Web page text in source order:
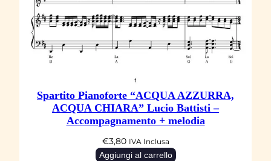
Spartito Pianoforte “ACQUA AZZURRA,
ACQUA CHIARA” Lucio Battisti –
Accompagnamento + melodia
€3,80 IVA Inclusa
Aggiungi al carrello